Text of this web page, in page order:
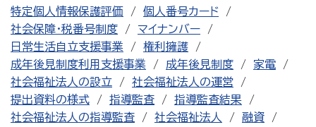
特定個人情報保護評価
個人番号カード
社会保障・税番号制度
マイナンバー
日常生活自立支援事業
権利擁護
成年後見制度利用支援事業
成年後見制度
家電
社会福祉法人の設立
社会福祉法人の運営
提出資料の様式
指導監査
指導監査結果
社会福祉法人の指導監査
社会福祉法人 融資